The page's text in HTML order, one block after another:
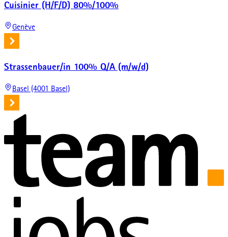
Cuisinier (H/F/D) 80%/100%
Genève
Strassenbauer/in 100% Q/A (m/w/d)
Basel (4001 Basel)